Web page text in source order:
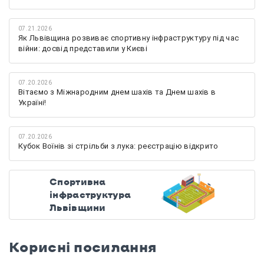
07.21.2026
Як Львівщина розвиває спортивну інфраструктуру під час
війни: досвід представили у Києві
07.20.2026
Вітаємо з Міжнародним днем шахів та Днем шахів в
Україні!
07.20.2026
Кубок Воїнів зі стрільби з лука: реєстрацію відкрито
Спортивна
інфраструктура
Львівщини
Корисні посилання